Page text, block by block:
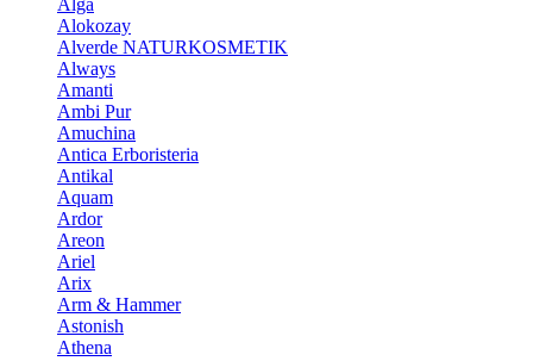
Alga
Alokozay
Alverde NATURKOSMETIK
Always
Amanti
Ambi Pur
Amuchina
Antica Erboristeria
Antikal
Aquam
Ardor
Areon
Ariel
Arix
Arm & Hammer
Astonish
Athena